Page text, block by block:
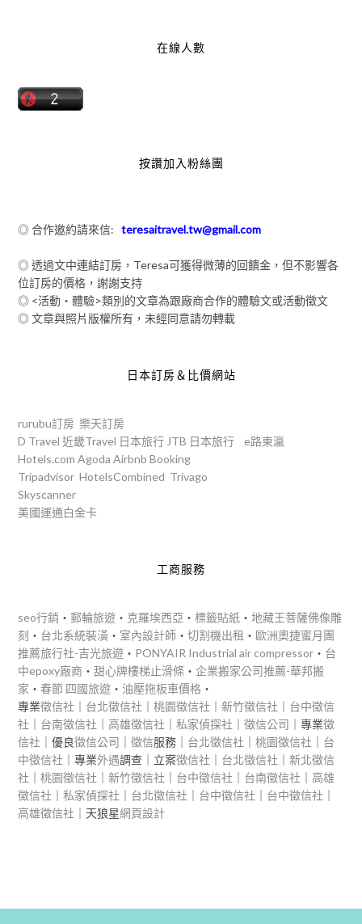
在線人數
按讚加入粉絲團
◎ 合作邀約請來信:teresaitravel.tw@gmail.com
◎ 透過文中連結訂房，Teresa可獲得微薄的回饋金，但不影響各
位訂房的價格，謝謝支持
◎ <活動‧體驗>類別的文章為跟廠商合作的體驗文或活動徵文
◎ 文章與照片版權所有，未經同意請勿轉載
日本訂房＆比價網站
rurubu訂房 樂天訂房
D Travel 近畿Travel 日本旅行 JTB 日本旅行
e路東瀛
Hotels.com Agoda Airbnb Booking
Tripadvisor HotelsCombined Trivago
Skyscanner
美國運通白金卡
工商服務
seo行銷 ‧郵輪旅遊 ‧ 克羅埃西亞 ‧標籤貼紙 ‧地藏王菩薩佛像雕
刻 ‧ 台北系統裝潢 ‧ 室內設計師 ‧切割機出租 ‧歐洲奧捷蜜月團
推薦旅行社-吉光旅遊 ‧ PONYAIR Industrial air compressor ‧ 台
中epoxy廠商 ‧甜心牌樓梯止滑條 ‧企業搬家公司推薦-華邦搬
家 ‧春節 四國旅遊 ‧ 油壓拖板車價格 ‧
專業徵信社 台北徵信社 ｜桃園徵信社 ｜新竹徵信社
台中徵信
社
台南徵信社 高雄徵信社 ｜私家偵探社 ｜徵信公司 ｜專業徵
信社 ｜優良徵信公司 ｜徵信服務｜ 台北徵信社 ｜桃園徵信社
台
中徵信社 ｜專業外遇調查｜立案徵信社 台北徵信社 ｜新北徵信
社 ｜桃園徵信社 ｜新竹徵信社 台中徵信社 台南徵信社
高雄
徵信社 ｜私家偵探社 台北徵信社 台中徵信社 台中徵信社
高雄徵信社 ｜天狼星網頁設計